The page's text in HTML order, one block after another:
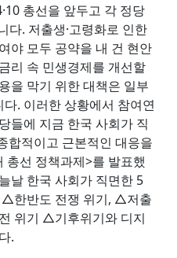
총선을 앞두고 각 정당
다. 저출생·고령화로 인한
야 모두 공약을 내 건 현안
리 속 민생경제를 개선할
을 막기 위한 대책은 일부
. 이러한 상황에서 참여연
들에 지금 한국 사회가 직
합적이고 근본적인 대응을
총선 정책과제>를 발표했
날 한국 사회가 직면한 5
한반도 전쟁 위기, △저출
위기 △기후위기와 디지
.